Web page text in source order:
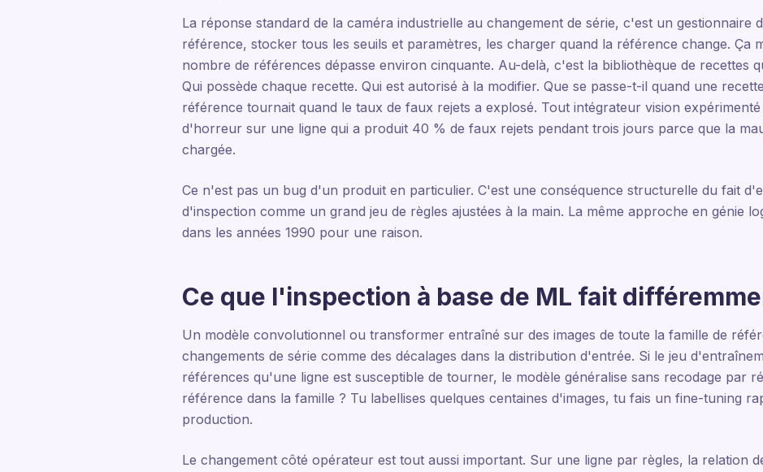
La réponse standard de la caméra industrielle au changement de série, c'est un gestionnaire
référence, stocker tous les seuils et paramètres, les charger quand la référence change. Ça
nombre de références dépasse environ cinquante. Au-delà, c'est la bibliothèque de recettes
Qui possède chaque recette. Qui est autorisé à la modifier. Que se passe-t-il quand une
référence tournait quand le taux de faux rejets a explosé. Tout intégrateur vision
d'horreur sur une ligne qui a produit 40 % de faux rejets pendant trois jours parce que la
chargée.
Ce n'est pas un bug d'un produit en particulier. C'est une conséquence structurelle du fait
d'inspection comme un grand jeu de règles ajustées à la main. La même approche en génie
dans les années 1990 pour une raison.
Ce que l'inspection à base de ML fait
Un modèle convolutionnel ou transformer entraîné sur des images de toute la famille de
changements de série comme des décalages dans la distribution d'entrée. Si le jeu
références qu'une ligne est susceptible de tourner, le modèle généralise sans recodage par
référence dans la famille ? Tu labellises quelques centaines d'images, tu fais un fine-tuning
production.
Le changement côté opérateur est tout aussi important. Sur une ligne par règles, la relation